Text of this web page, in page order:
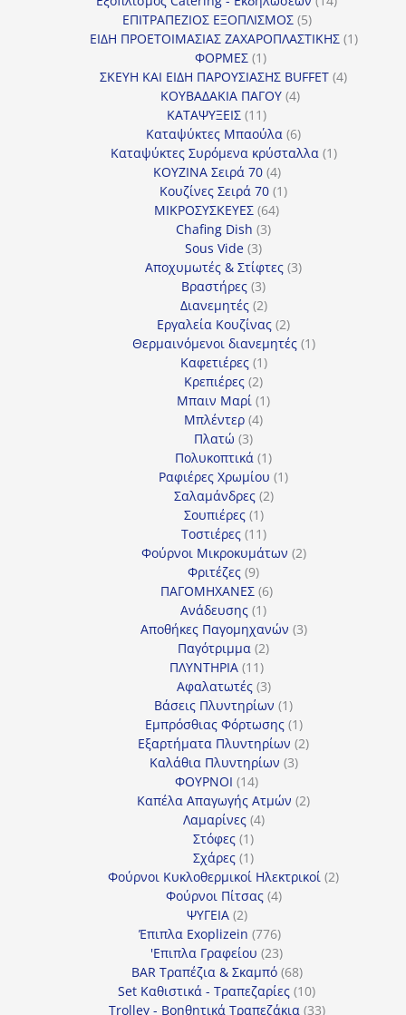
ΕΠΙΤΡΑΠΕΖΙΟΣ ΕΞΟΠΛΙΣΜΟΣ 55
προϊόντα
ΕΙΔΗ ΠΡΟΕΤΟΙΜΑΣΙΑΣ ΖΑΧΑΡΟΠΛΑΣΤΙΚΗΣ 11
ΦΟΡΜΕΣ 11
προϊόν
ΣΚΕΥΗ ΚΑΙ ΕΙΔΗ ΠΑΡΟΥΣΙΑΣΗΣ BUFFET 44
ΚΟΥΒΑΔΑΚΙΑ ΠΑΓΟΥ 44
ΚΑΤΑΨΥΞΕΙΣ 1111
προϊόντα
Καταψύκτες Μπαούλα 66
προϊόντα
Καταψύκτες Συρόμενα κρύσταλλα 11
ΚΟΥΖΙΝΑ Σειρά 70 44
προϊόντα
Κουζίνες Σειρά 70 11
ΜΙΚΡΟΣΥΣΚΕΥΕΣ 6464
Chafing Dish 33
Sous Vide 33
προϊόντα
Αποχυμωτές & Στίφτες 33
Βραστήρες 33
προϊόντα
Διανεμητές 22
προϊόντα
Εργαλεία Κουζίνας 22
προϊόντα
Θερμαινόμενοι διανεμητές 11
Καφετιέρες 11
προϊόν
Κρεπιέρες 22
προϊόντα
Μπαιν Μαρί 11
Μπλέντερ 44
Πλατώ 33
προϊόντα
Πολυκοπτικά 11
προϊόν
Ραφιέρες Χρωμίου 11
Σαλαμάνδρες 22
Σουπιέρες 11
προϊόν
Τοστιέρες 1111
προϊόντα
Φούρνοι Μικροκυμάτων 22
Φριτέζες 99
προϊόντα
ΠΑΓΟΜΗΧΑΝΕΣ 66
Ανάδευσης 11
προϊόν
Αποθήκες Παγομηχανών 33
Παγότριμμα 22
ΠΛΥΝΤΗΡΙΑ 1111
προϊόντα
Αφαλατωτές 33
προϊόντα
Βάσεις Πλυντηρίων 11
προϊόν
Εμπρόσθιας Φόρτωσης 11
προϊόν
Εξαρτήματα Πλυντηρίων 22
Καλάθια Πλυντηρίων 33
ΦΟΥΡΝΟΙ 1414
προϊόντα
Καπέλα Απαγωγής Ατμών 22
Λαμαρίνες 44
Στόφες 11
προϊόν
Σχάρες 11
προϊόν
Φούρνοι Κυκλοθερμικοί Ηλεκτρικοί 22
Φούρνοι Πίτσας 44
ΨΥΓΕΙΑ 22
προϊόντα
Έπιπλα Exoplizein 776776
προϊόντα
'Επιπλα Γραφείου 2323
προϊόντα
BAR Τραπέζια & Σκαμπό 6868
προϊόντα
Set Καθιστικά - Τραπεζαρίες 1010
προϊόντα
Trolley - Βοηθητικά Τραπεζάκια 3333